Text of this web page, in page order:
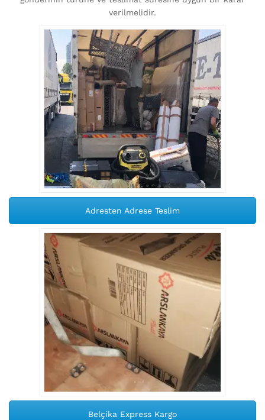
verilmelidir.
Adresten Adrese Teslim
Belçika Express Kargo